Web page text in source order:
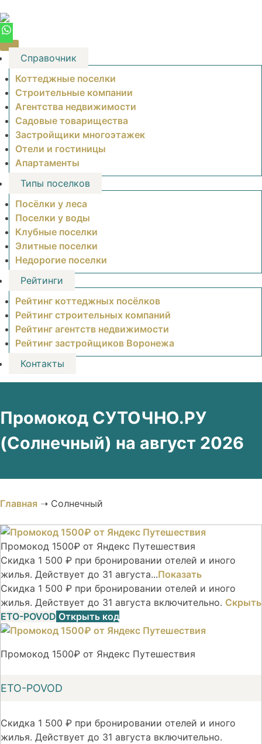
to
content
Справочник
Коттеджные поселки
Строительные компании
Агентства недвижимости
Садовые товарищества
Застройщики многоэтажек
Отели и гостиницы
Апартаменты
Типы поселков
Посёлки у леса
Поселки у воды
Клубные поселки
Элитные поселки
Недорогие поселки
Рейтинги
Рейтинг коттеджных посёлков
Рейтинг строительных компаний
Рейтинг агентств недвижимости
Рейтинг застройщиков Воронежа
Контакты
Промокод СУТОЧНО.РУ
(Солнечный) на август 2026
Главная ➝ Солнечный
Промокод 1500₽ от Яндекс Путешествия
Скидка 1 500 ₽ при бронировании отелей и иного
жилья. Действует до 31 августа...Показать
Скидка 1 500 ₽ при бронировании отелей и иного
жилья. Действует до 31 августа включительно. Скрыть
ETO-POVOD Открыть код
Промокод 1500₽ от Яндекс Путешествия
ETO-POVOD
Скидка 1 500 ₽ при бронировании отелей и иного
жилья. Действует до 31 августа включительно.